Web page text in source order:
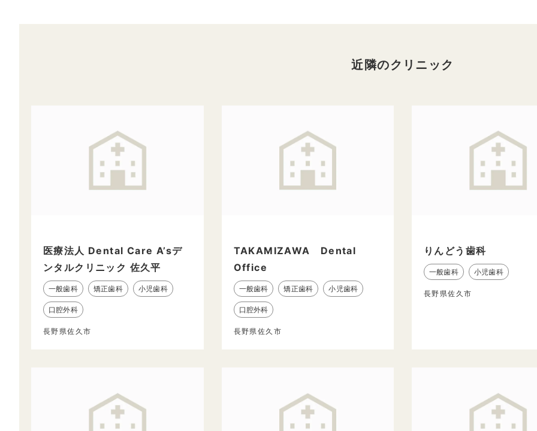
近隣のクリニック
医療法人 Dental Care A’sデ
ンタルクリニック 佐久平
一般歯科 矯正歯科 小児歯科
口腔外科
長野県佐久市
TAKAMIZAWA Dental
Office
一般歯科 矯正歯科 小児歯科
口腔外科
長野県佐久市
りんどう歯科
一般歯科 小児歯科
長野県佐久市